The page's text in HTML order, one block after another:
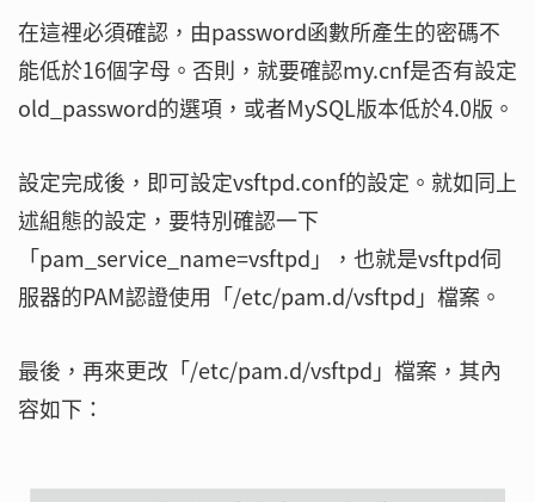
在這裡必須確認，由password函數所產生的密碼不
能低於16個字母。否則，就要確認my.cnf是否有設定
old_password的選項，或者MySQL版本低於4.0版。
設定完成後，即可設定vsftpd.conf的設定。就如同上
述組態的設定，要特別確認一下
「pam_service_name=vsftpd」，也就是vsftpd伺
服器的PAM認證使用「/etc/pam.d/vsftpd」檔案。
最後，再來更改「/etc/pam.d/vsftpd」檔案，其內
容如下：